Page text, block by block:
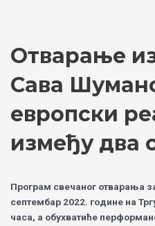
Отварање
Сава
европски
између два
Програм свечаног отварања
септембар 2022. године на
часа, а обухватиће